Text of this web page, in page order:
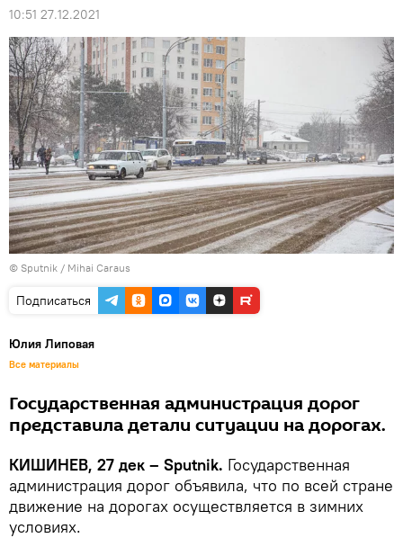
10:51 27.12.2021
© Sputnik / Mihai Caraus
Подписаться
Юлия Липовая
Все материалы
Государственная администрация дорог
представила детали ситуации на дорогах.
КИШИНЕВ, 27 дек – Sputnik. Государственная
администрация дорог объявила, что по всей стране
движение на дорогах осуществляется в зимних
условиях.